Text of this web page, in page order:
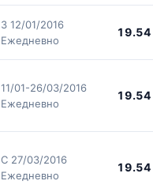
З 12/01/2016
Ежедневно
19.54
11/01-26/03/2016
Ежедневно
19.54
С 27/03/2016
Ежедневно
19.54